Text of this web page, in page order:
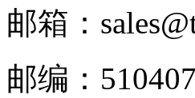
邮箱：
邮编：510407